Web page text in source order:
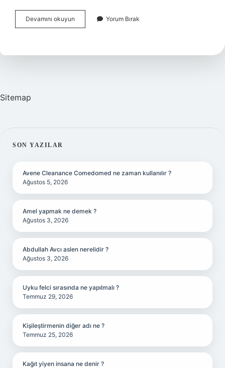
Devamını okuyun Bahtiyar
Eş
Nedir
Yorum Bırak
Sitemap
SIDEBAR
SON YAZILAR
Avene Cleanance Comedomed ne zaman kullanılır ?
Ağustos 5, 2026
Amel yapmak ne demek ?
Ağustos 3, 2026
Abdullah Avcı aslen nerelidir ?
Ağustos 3, 2026
Uyku felci sırasında ne yapılmalı ?
Temmuz 29, 2026
Kişileştirmenin diğer adı ne ?
Temmuz 25, 2026
Kağıt yiyen insana ne denir ?